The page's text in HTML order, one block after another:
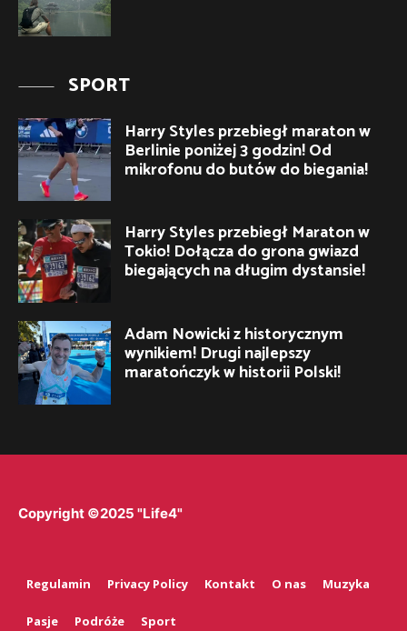
SPORT
Harry Styles przebiegł maraton w
Berlinie poniżej 3 godzin! Od
mikrofonu do butów do biegania!
Harry Styles przebiegł Maraton w
Tokio! Dołącza do grona gwiazd
biegających na długim dystansie!
Adam Nowicki z historycznym
wynikiem! Drugi najlepszy
maratończyk w historii Polski!
Copyright ©2025 "Life4"
Regulamin Privacy Policy Kontakt O nas Muzyka
Pasje Podróże Sport